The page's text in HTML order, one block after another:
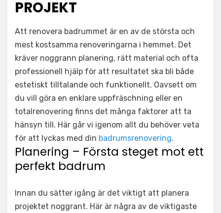
PROJEKT
Att renovera badrummet är en av de största och
mest kostsamma renoveringarna i hemmet. Det
kräver noggrann planering, rätt material och ofta
professionell hjälp för att resultatet ska bli både
estetiskt tilltalande och funktionellt. Oavsett om
du vill göra en enklare uppfräschning eller en
totalrenovering finns det många faktorer att ta
hänsyn till. Här går vi igenom allt du behöver veta
för att lyckas med din badrumsrenovering.
Planering – Första steget mot ett
perfekt badrum
Innan du sätter igång är det viktigt att planera
projektet noggrant. Här är några av de viktigaste